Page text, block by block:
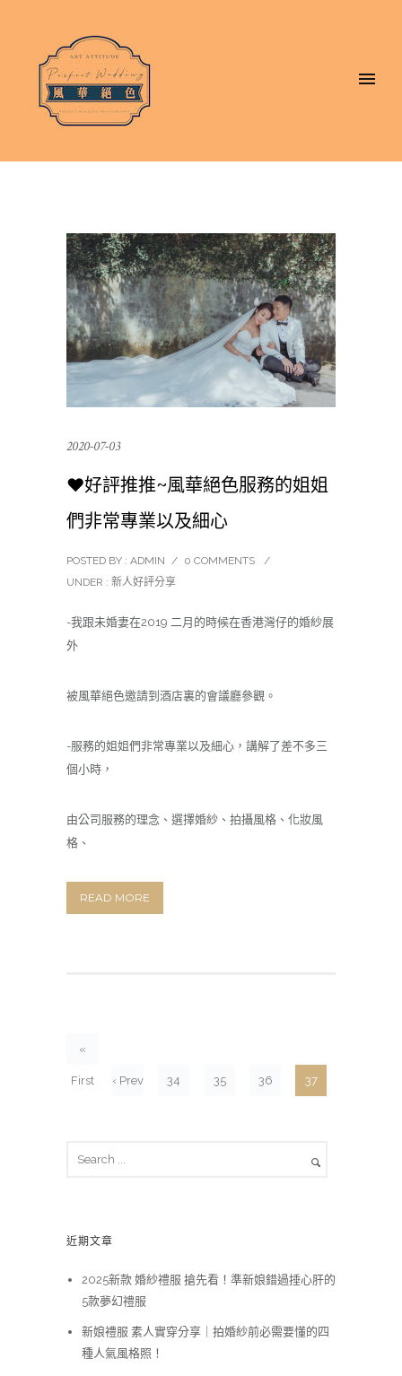
2020-07-03
❤️好評推推~風華絕色服務的姐姐
們非常專業以及細心
POSTED BY : ADMIN / 0 COMMENTS
/
UNDER : 新人好評分享
-我跟未婚妻在2019 二月的時候在香港灣仔的婚紗展
外
被風華絕色邀請到酒店裏的會議廳參觀。
-服務的姐姐們非常專業以及細心，講解了差不多三
個小時，
由公司服務的理念、選擇婚紗、拍攝風格、化妝風
格、
READ MORE
«
First ‹ Prev 34 35 36 37
近期文章
2025新款 婚紗禮服 搶先看！準新娘錯過捶心肝的
5款夢幻禮服
新娘禮服 素人實穿分享｜拍婚紗前必需要懂的四
種人氣風格照！